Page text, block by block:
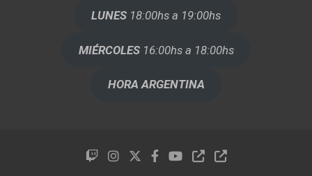
LUNES 18:00hs a 19:00hs
MIÉRCOLES16:00hs a 18:00hs
HORA ARGENTINA